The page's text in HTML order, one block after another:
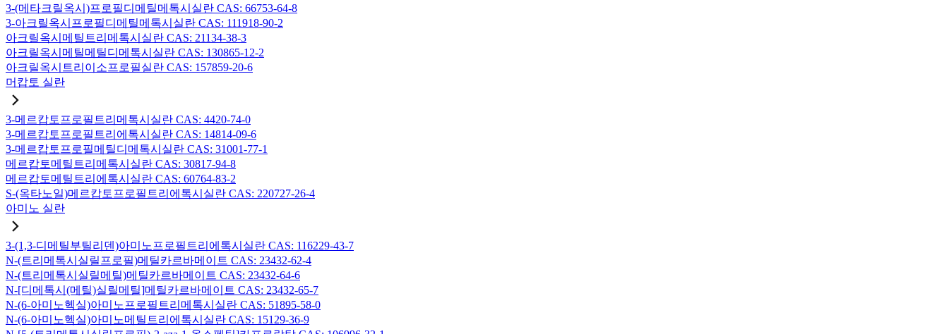
3-(메타크릴옥시)프로필디메틸메톡시실란 CAS: 66753-64-8
3-아크릴옥시프로필디메틸메톡시실란 CAS: 111918-90-2
아크릴옥시메틸트리메톡시실란 CAS: 21134-38-3
아크릴옥시메틸메틸디메톡시실란 CAS: 130865-12-2
아크릴옥시트리이소프로필실란 CAS: 157859-20-6
머캅토 실란
3-메르캅토프로필트리메톡시실란 CAS: 4420-74-0
3-메르캅토프로필트리에톡시실란 CAS: 14814-09-6
3-메르캅토프로필메틸디메톡시실란 CAS: 31001-77-1
메르캅토메틸트리메톡시실란 CAS: 30817-94-8
메르캅토메틸트리에톡시실란 CAS: 60764-83-2
S-(옥타노일)메르캅토프로필트리에톡시실란 CAS: 220727-26-4
아미노 실란
3-(1,3-디메틸부틸리덴)아미노프로필트리에톡시실란 CAS: 116229-43-7
N-(트리메톡시실릴프로필)메틸카르바메이트 CAS: 23432-62-4
N-(트리메톡시실릴메틸)메틸카르바메이트 CAS: 23432-64-6
N-[디메톡시(메틸)실릴메틸]메틸카르바메이트 CAS: 23432-65-7
N-(6-아미노헥실)아미노프로필트리메톡시실란 CAS: 51895-58-0
N-(6-아미노헥실)아미노메틸트리에톡시실란 CAS: 15129-36-9